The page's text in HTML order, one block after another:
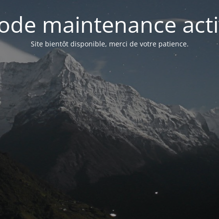
maintenance
Site bientôt disponible, merci de votre patience.